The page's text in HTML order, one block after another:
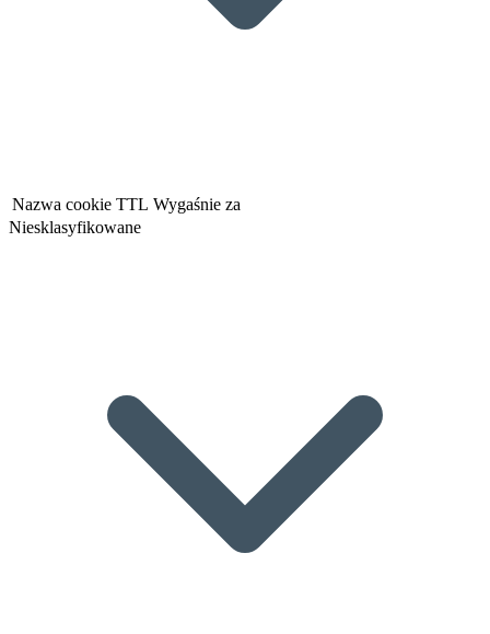
Nazwa cookie TTL Wygaśnie za
Niesklasyfikowane